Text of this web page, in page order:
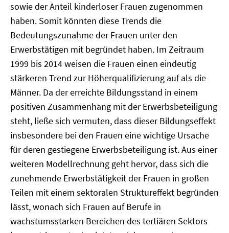
sowie der Anteil kinderloser Frauen zugenommen
haben. Somit könnten diese Trends die
Bedeutungszunahme der Frauen unter den
Erwerbstätigen mit begründet haben. Im Zeitraum
1999 bis 2014 weisen die Frauen einen eindeutig
stärkeren Trend zur Höherqualifizierung auf als die
Männer. Da der erreichte Bildungsstand in einem
positiven Zusammenhang mit der Erwerbsbeteiligung
steht, ließe sich vermuten, dass dieser Bildungseffekt
insbesondere bei den Frauen eine wichtige Ursache
für deren gestiegene Erwerbsbeteiligung ist. Aus einer
weiteren Modellrechnung geht hervor, dass sich die
zunehmende Erwerbstätigkeit der Frauen in großen
Teilen mit einem sektoralen Struktureffekt begründen
lässt, wonach sich Frauen auf Berufe in
wachstumsstarken Bereichen des tertiären Sektors